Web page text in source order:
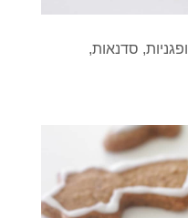
סדנאות,